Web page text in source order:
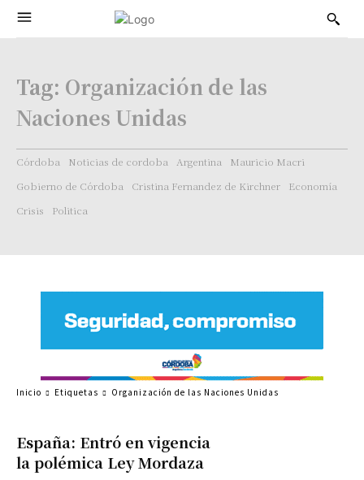
Tag: Organización de las
Naciones Unidas
Córdoba Noticias de cordoba Argentina
Mauricio Macri
Gobierno de Córdoba
Cristina Fernandez de Kirchner
Economía
Crisis
Politica
España: Entró en vigencia
la polémica Ley Mordaza
Inicio Etiquetas Organización de las Naciones Unidas